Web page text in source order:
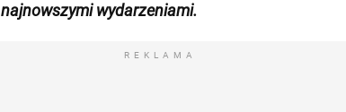
najnowszymi wydarzeniami.
REKLAMA